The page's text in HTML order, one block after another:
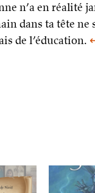
n’a en réalité
dans ta tête ne
de l’éducation.